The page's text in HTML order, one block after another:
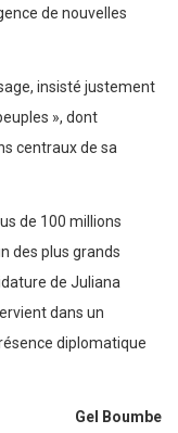
de nouvelles
insisté justement
», dont
centraux de sa
de 100 millions
des plus grands
de Juliana
dans un
diplomatique
Gel Boumbe